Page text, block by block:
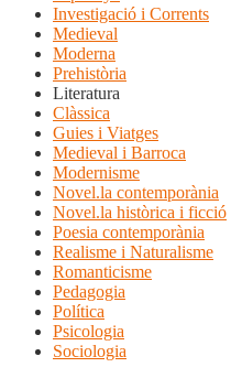
Investigació i Corrents
Medieval
Moderna
Prehistòria
Literatura
Clàssica
Guies i Viatges
Medieval i Barroca
Modernisme
Novel.la contemporània
Novel.la històrica i ficció
Poesia contemporània
Realisme i Naturalisme
Romanticisme
Pedagogia
Política
Psicologia
Sociologia